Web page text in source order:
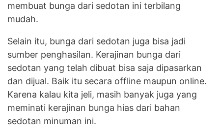
membuat bunga dari sedotan ini terbilang
mudah.
Selain itu, bunga dari sedotan juga bisa jadi
sumber penghasilan. Kerajinan bunga dari
sedotan yang telah dibuat bisa saja dipasarkan
dan dijual. Baik itu secara offline maupun online.
Karena kalau kita jeli, masih banyak juga yang
meminati kerajinan bunga hias dari bahan
sedotan minuman ini.